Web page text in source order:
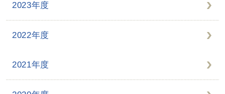
2023年度
2022年度
2021年度